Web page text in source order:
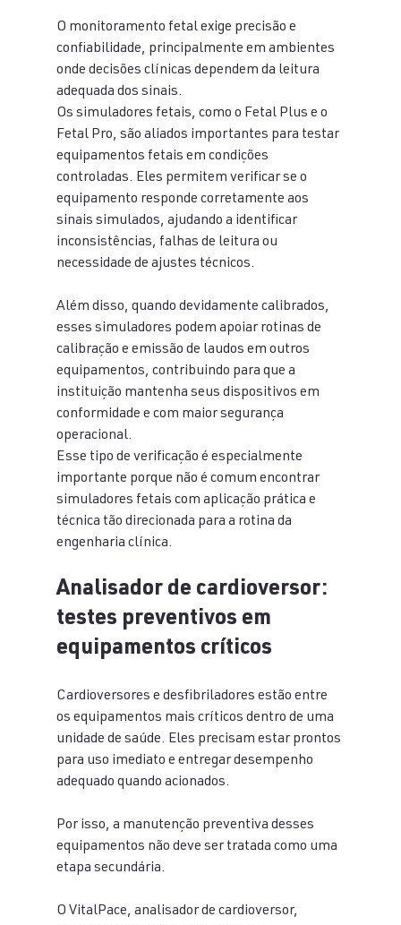
O monitoramento fetal exige precisão e
confiabilidade, principalmente em ambientes
onde decisões clínicas dependem da leitura
adequada dos sinais.
Os simuladores fetais, como o Fetal Plus e o
Fetal Pro, são aliados importantes para testar
equipamentos fetais em condições
controladas. Eles permitem verificar se o
equipamento responde corretamente aos
sinais simulados, ajudando a identificar
inconsistências, falhas de leitura ou
necessidade de ajustes técnicos.
Além disso, quando devidamente calibrados,
esses simuladores podem apoiar rotinas de
calibração e emissão de laudos em outros
equipamentos, contribuindo para que a
instituição mantenha seus dispositivos em
conformidade e com maior segurança
operacional.
Esse tipo de verificação é especialmente
importante porque não é comum encontrar
simuladores fetais com aplicação prática e
técnica tão direcionada para a rotina da
engenharia clínica.
Analisador de cardioversor:
testes preventivos em
equipamentos críticos
Cardioversores e desfibriladores estão entre
os equipamentos mais críticos dentro de uma
unidade de saúde. Eles precisam estar prontos
para uso imediato e entregar desempenho
adequado quando acionados.
Por isso, a manutenção preventiva desses
equipamentos não deve ser tratada como uma
etapa secundária.
O VitalPace, analisador de cardioversor,